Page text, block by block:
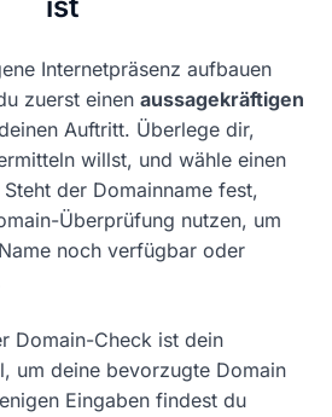
ist
Internetpräsenz aufbauen
zuerst einen aussagekräftigen
Auftritt. Überlege dir,
willst, und wähle einen
Steht der Domainname fest,
Überprüfung nutzen, um
noch verfügbar oder
Domain-Check ist dein
um deine bevorzugte Domain
Eingaben findest du